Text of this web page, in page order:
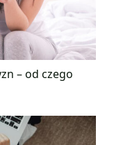
– od czego